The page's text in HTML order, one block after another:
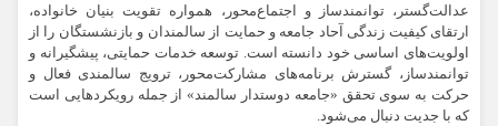
عدالت‌گستر، توانمندساز و اجتماع‌محور، همواره تقویت بنیان خانواده،
ارتقای کیفیت زندگی آحاد جامعه و حمایت از سالمندان و بازنشستگان را از
اولویت‌های اساسی خود دانسته است. توسعه خدمات حمایتی، پیشگیرانه و
توانمندساز، گسترش برنامه‌های مشارکت‌محور، ترویج سالمندی فعال و
حرکت به سوی تحقق «جامعه دوستدار سالمند» از جمله رویکردهایی است
که با جدیت دنبال می‌شود.